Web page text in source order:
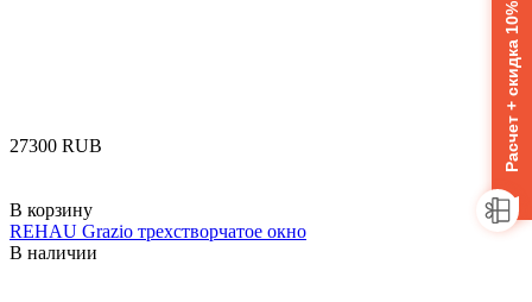
‍27300‍ RUB
В корзину
REHAU Grazio трехстворчатое окно
В наличии
Расчет + скидка 10%